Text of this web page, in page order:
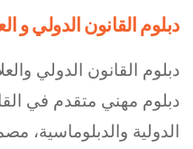
دبلوم القانون الدولي و
دبلوم القانون الدولي
دبلوم مهني متقدم في
الدولية والدبلوماسية،